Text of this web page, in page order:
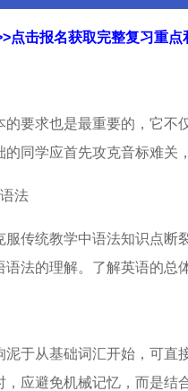
点击报名获取完整复习重点
要求也是最重要的，它不
同学应首先攻克音标难关
法
传统教学中语法知识点断
法的理解。了解英语的总
于从基础词汇开始，可直
应避免机械记忆，而是结